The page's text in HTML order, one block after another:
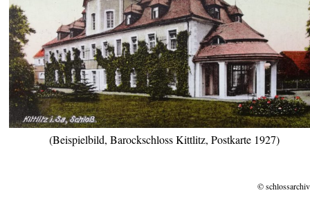
(Beispielbild, Barockschloss Kittlitz, Postkarte 1927)
©